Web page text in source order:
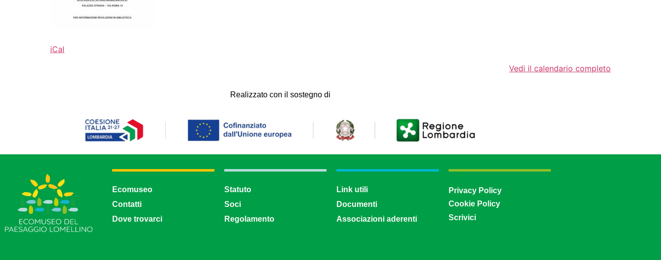
iCal
Vedi il calendario completo
Realizzato con il sostegno di
Ecomuseo
Contatti
Dove trovarci
Statuto
Soci
Regolamento
Link utili
Documenti
Associazioni aderenti
Privacy Policy
Cookie Policy
Scrivici